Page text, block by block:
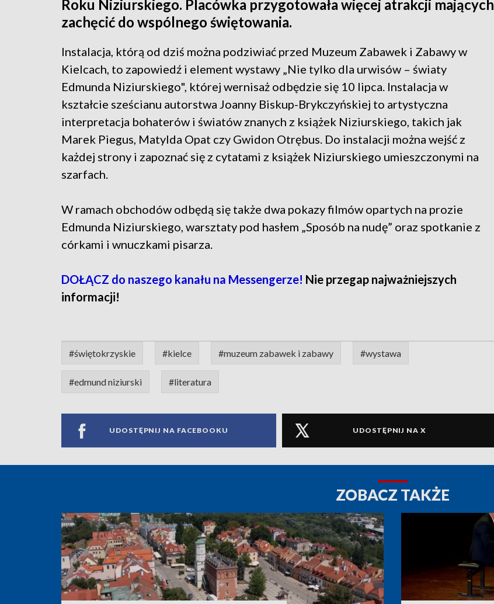
Roku Niziurskiego. Placówka przygotowała więcej atrakcji mających
zachęcić do wspólnego świętowania.
Instalacja, którą od dziś można podziwiać przed Muzeum Zabawek i Zabawy w
Kielcach, to zapowiedź i element wystawy „Nie tylko dla urwisów – światy
Edmunda Niziurskiego", której wernisaż odbędzie się 10 lipca. Instalacja w
kształcie sześcianu autorstwa Joanny Biskup-Brykczyńskiej to artystyczna
interpretacja bohaterów i światów znanych z książek Niziurskiego, takich jak
Marek Piegus, Matylda Opat czy Gwidon Otrębus. Do instalacji można wejść z
każdej strony i zapoznać się z cytatami z książek Niziurskiego umieszczonymi na
szarfach.
W ramach obchodów odbędą się także dwa pokazy filmów opartych na prozie
Edmunda Niziurskiego, warsztaty pod hasłem „Sposób na nudę” oraz spotkanie z
córkami i wnuczkami pisarza.
DOŁĄCZ do naszego kanału na Messengerze! Nie przegap najważniejszych
informacji!
#świętokrzyskie #kielce #muzeum zabawek i zabawy #wystawa
#edmund niziurski #literatura
UDOSTĘPNIJ NA FACEBOOKU UDOSTĘPNIJ NA X
ZOBACZ TAKŻE